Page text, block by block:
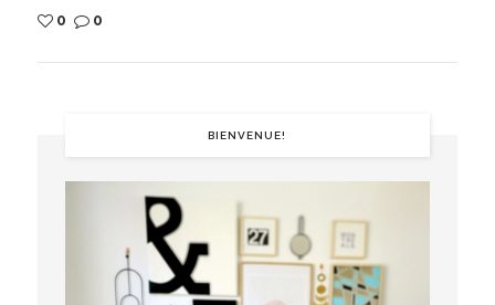
0 0
BIENVENUE!